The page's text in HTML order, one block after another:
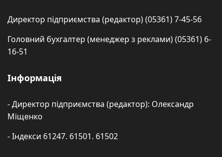
Директор підприємства (редактор) (05361) 7-45-56
Головний бухгалтер (менеджер з реклами) (05361) 6-
16-51
Інформація
- Директор підприємства (редактор): Олександр
Міщенко
- Індекси 61247. 61501. 61502